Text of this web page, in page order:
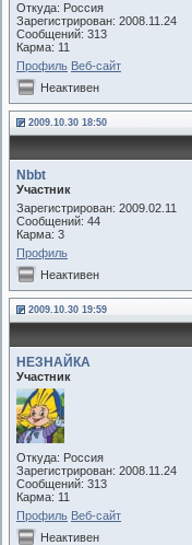
Откуда: Россия
Зарегистрирован: 2008.11.24
Сообщений: 313
Карма: 11
Профиль Веб-сайт
Неактивен
2009.10.30 18:50
Nbbt
Участник
Зарегистрирован: 2009.02.11
Сообщений: 44
Карма: 3
Профиль
Неактивен
2009.10.30 19:59
НЕЗНАЙКА
Участник
Откуда: Россия
Зарегистрирован: 2008.11.24
Сообщений: 313
Карма: 11
Профиль Веб-сайт
Неактивен